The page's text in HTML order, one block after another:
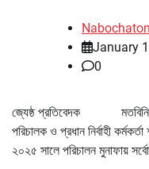
January
0
জ্যেষ্ঠ প্রতিবেদক মতবিনিময়
পরিচালক ও প্রধান নির্বাহী
২০২৫ সালে পরিচালন মুনাফায়